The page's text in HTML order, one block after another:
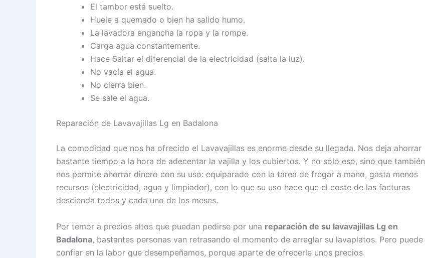
El tambor está suelto.
Huele a quemado o bien ha salido humo.
La lavadora engancha la ropa y la rompe.
Carga agua constantemente.
Hace Saltar el diferencial de la electricidad (salta la luz).
No vacía el agua.
No cierra bien.
Se sale el agua.
Reparación de Lavavajillas Lg en Badalona
La comodidad que nos ha ofrecido el Lavavajillas es enorme desde su llegada. Nos deja ahorrar
bastante tiempo a la hora de adecentar la vajilla y los cubiertos. Y no sólo eso, sino que también
nos permite ahorrar dinero con su uso: equiparado con la tarea de fregar a mano, gasta menos
recursos (electricidad, agua y limpiador), con lo que su uso hace que el coste de las facturas
descienda todos y cada uno de los meses.
Por temor a precios altos que puedan pedirse por una reparación de su lavavajillas Lg en
Badalona, bastantes personas van retrasando el momento de arreglar su lavaplatos. Pero puede
confiar en la labor que desempeñamos, porque aparte de ofrecerle unos precios